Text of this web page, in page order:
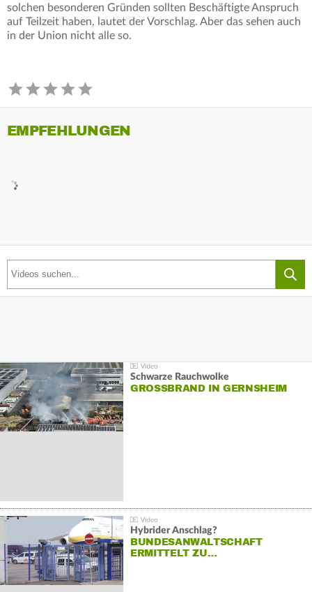
solchen besonderen Gründen sollten Beschäftigte Anspruch
auf Teilzeit haben, lautet der Vorschlag. Aber das sehen auch
in der Union nicht alle so.
EMPFEHLUNGEN
Schwarze Rauchwolke
GROSSBRAND IN GERNSHEIM
Hybrider Anschlag?
BUNDESANWALTSCHAFT
ERMITTELT ZU…